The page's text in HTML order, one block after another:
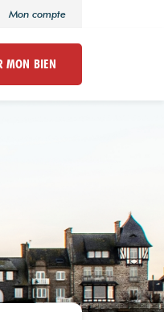
Mon compte
MON BIEN